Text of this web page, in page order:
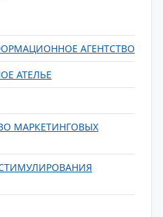
АГЕНТСТВО
АТЕЛЬЕ
МАРКЕТИНГОВЫХ
СТИМУЛИРОВАНИЯ